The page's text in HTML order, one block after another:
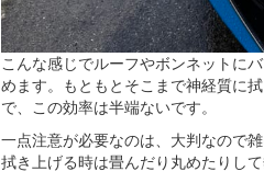
こんな感じでルーフやボンネットに
めます。もともとそこまで神経質に
で、この効率は半端ないです。
一点注意が必要なのは、大判なので
拭き上げる時は畳んだり丸めたりし